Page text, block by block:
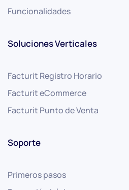
Funcionalidades
Soluciones Verticales
Facturit Registro Horario
Facturit eCommerce
Facturit Punto de Venta
Soporte
Primeros pasos